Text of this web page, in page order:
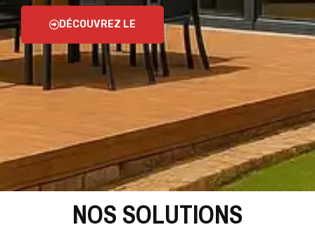
DÉCOUVREZ LE
NOS SOLUTIONS